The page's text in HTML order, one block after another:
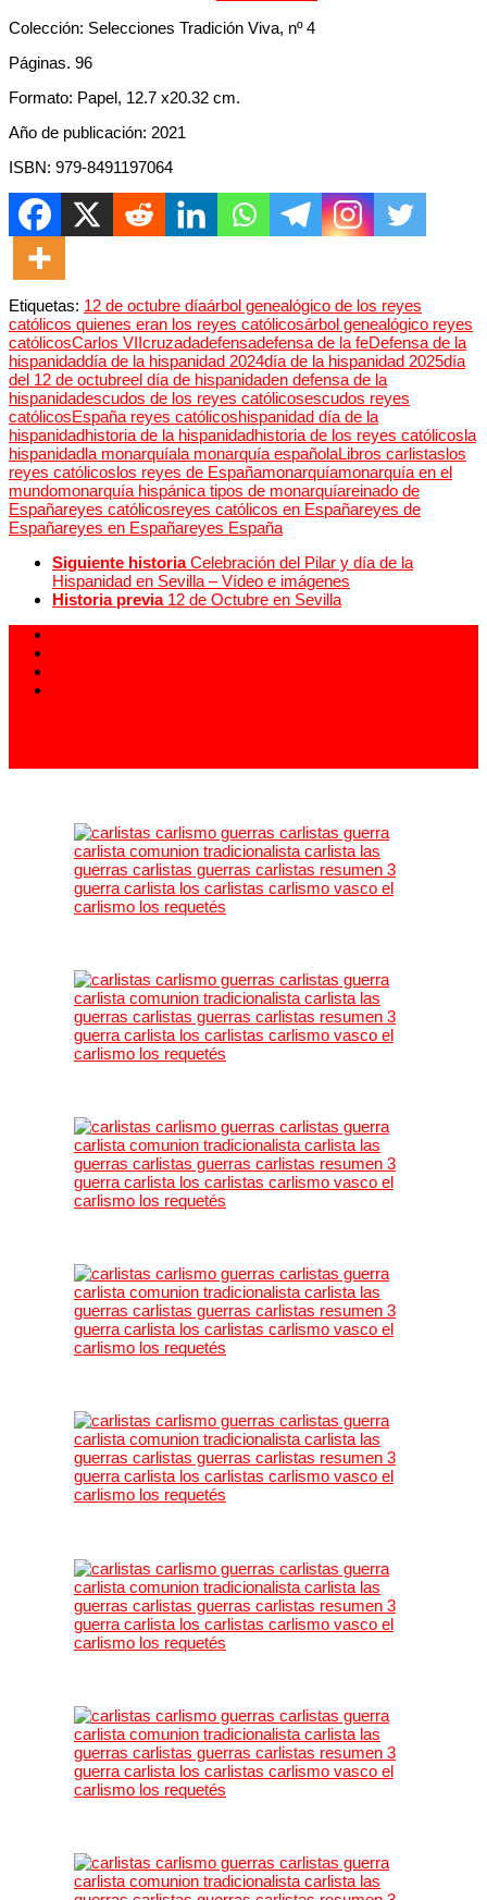
Colección: Selecciones Tradición Viva, nº 4
Páginas. 96
Formato: Papel, 12.7 x20.32 cm.
Año de publicación: 2021
ISBN: 979-8491197064
Etiquetas: 12 de octubre díaárbol genealógico de los reyes
católicos quienes eran los reyes católicosárbol genealógico reyes
católicosCarlos VIIcruzadadefensadefensa de la feDefensa de la
hispanidaddía de la hispanidad 2024día de la hispanidad 2025día
del 12 de octubreel día de hispanidaden defensa de la
hispanidadescudos de los reyes católicosescudos reyes
católicosEspaña reyes católicoshispanidad día de la
hispanidadhistoria de la hispanidadhistoria de los reyes católicosla
hispanidadla monarquíala monarquía españolaLibros carlistaslos
reyes católicoslos reyes de Españamonarquíamonarquía en el
mundomonarquía hispánica tipos de monarquíareinado de
Españareyes católicosreyes católicos en Españareyes de
Españareyes en Españareyes España
Siguiente historia Celebración del Pilar y día de la
Hispanidad en Sevilla – Vídeo e imágenes
Historia previa 12 de Octubre en Sevilla